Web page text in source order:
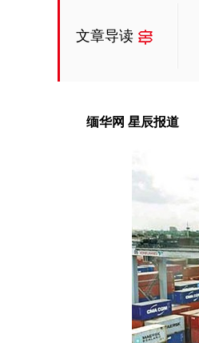
文章导读
缅华网 星辰报道